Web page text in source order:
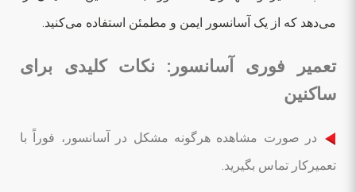
می‌دهد که از یک آسانسور ایمن و مطمئن استفاده می‌کنید.
تعمیر فوری آسانسور: نکات کلیدی برای
ساکنین
در صورت مشاهده هرگونه مشکل در آسانسور، فوراً با
تعمیرکار تماس بگیرید.